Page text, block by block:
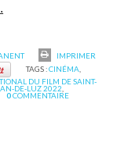
IMPRIMER
TAGS :CINÉMA
DU FILM DE SAINT-
DE-LUZ 2022
0COMMENTAIRE